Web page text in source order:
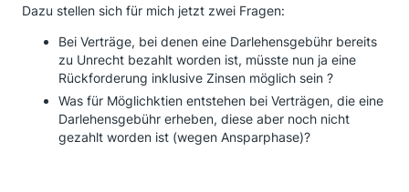
Dazu stellen sich für mich jetzt zwei Fragen:
Bei Verträge, bei denen eine Darlehensgebühr bereits
zu Unrecht bezahlt worden ist, müsste nun ja eine
Rückforderung inklusive Zinsen möglich sein ?
Was für Möglichktien entstehen bei Verträgen, die eine
Darlehensgebühr erheben, diese aber noch nicht
gezahlt worden ist (wegen Ansparphase)?